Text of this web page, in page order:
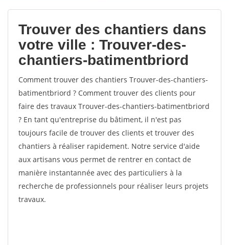
votes
Trouver des chantiers dans
votre ville : Trouver-des-
chantiers-batimentbriord
Comment trouver des chantiers Trouver-des-chantiers-
batimentbriord ? Comment trouver des clients pour
faire des travaux Trouver-des-chantiers-batimentbriord
? En tant qu'entreprise du bâtiment, il n'est pas
toujours facile de trouver des clients et trouver des
chantiers à réaliser rapidement. Notre service d'aide
aux artisans vous permet de rentrer en contact de
manière instantannée avec des particuliers à la
recherche de professionnels pour réaliser leurs projets
travaux.